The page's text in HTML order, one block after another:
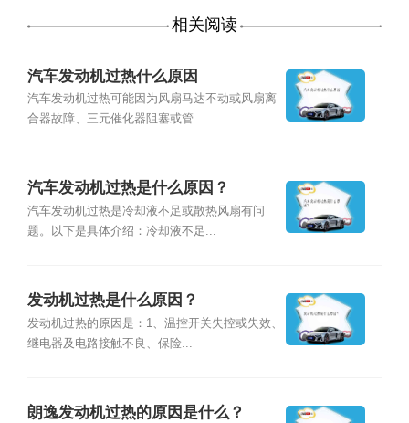
相关阅读
汽车发动机过热什么原因
汽车发动机过热可能因为风扇马达不动或风扇离
合器故障、三元催化器阻塞或管...
汽车发动机过热是什么原因？
汽车发动机过热是冷却液不足或散热风扇有问
题。以下是具体介绍：冷却液不足...
发动机过热是什么原因？
发动机过热的原因是：1、温控开关失控或失效、
继电器及电路接触不良、保险...
朗逸发动机过热的原因是什么？